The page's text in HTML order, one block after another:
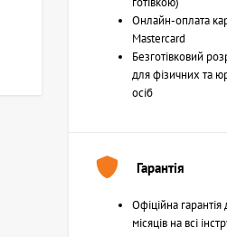
Онлайн-оплата
Mastercard
Безготівковий
для фізичних та
осіб
Гарантія
Офіційна
місяців на всі